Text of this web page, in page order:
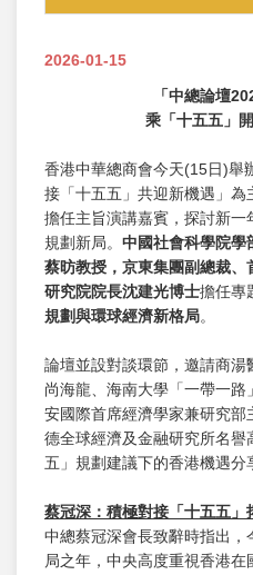
2026-01-15
「中總論壇
乘「十五五」
香港中華總商會今天(15日)舉
接「十五五」共迎新機遇」
擔任主旨演講嘉賓，探討新一
規劃新局。 中國社會科學院學
蔡昉教授，京東集團副總裁
研究院院長沈建光博士擔任專
規劃與環球經濟新格局。
論壇並設對談環節，邀請商
尚海龍、海南大學「一帶一
安國際首席經濟學家兼研究
德全球經濟及金融研究所名
五」規劃建議下的香港機遇分
蔡冠深 ：積極對接「十五五」
中總蔡冠深會長致辭時指出，
局之年，中央高度重視香港